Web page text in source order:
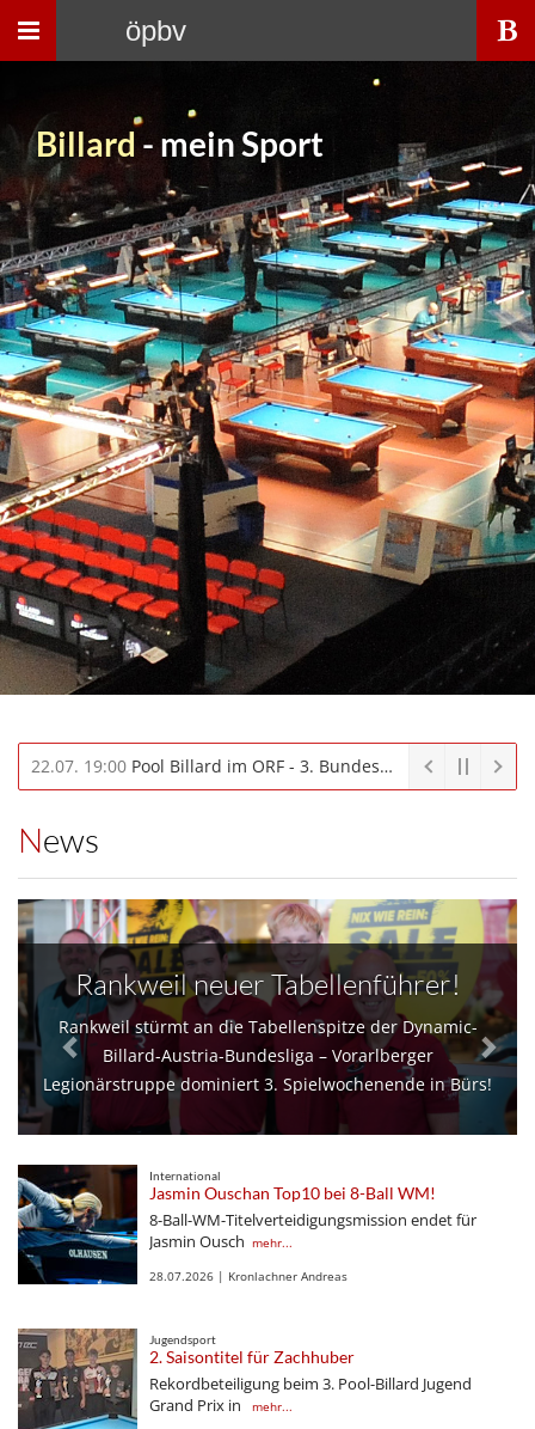
Toggle
öpbv
Billard - mein Sport
28.06. 12:00 OEM/OESTM 2026: Anmeldung zu den Qualiturnieren (Linz/Inzing) geöffnet - first come/first serve!
News
Rankweil neuer Tabellenführer!
Rankweil stürmt an die Tabellenspitze der Dynamic-
Billard-Austria-Bundesliga – Vorarlberger
Legionärstruppe dominiert 3. Spielwochenende in Bürs!
International
Jasmin Ouschan Top10 bei 8-Ball WM!
8-Ball-WM-Titelverteidigungsmission endet für
Jasmin Ousch mehr...
28.07.2026 | Kronlachner Andreas
Jugendsport
2. Saisontitel für Zachhuber
Rekordbeteiligung beim 3. Pool-Billard Jugend
Grand Prix in
mehr...